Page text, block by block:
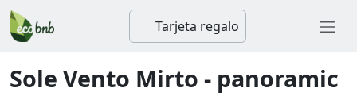
Tarjeta regalo
Sole Vento Mirto - panoramic